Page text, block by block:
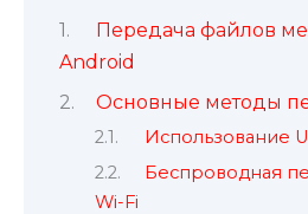
Передача файлов
Android
Основные методы
Использование
Беспроводная
Wi-Fi